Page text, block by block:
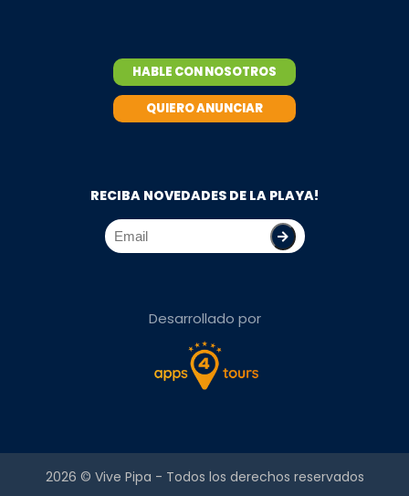
HABLE CON NOSOTROS
QUIERO ANUNCIAR
RECIBA NOVEDADES DE LA PLAYA!
Desarrollado por
2026 © Vive Pipa - Todos los derechos reservados